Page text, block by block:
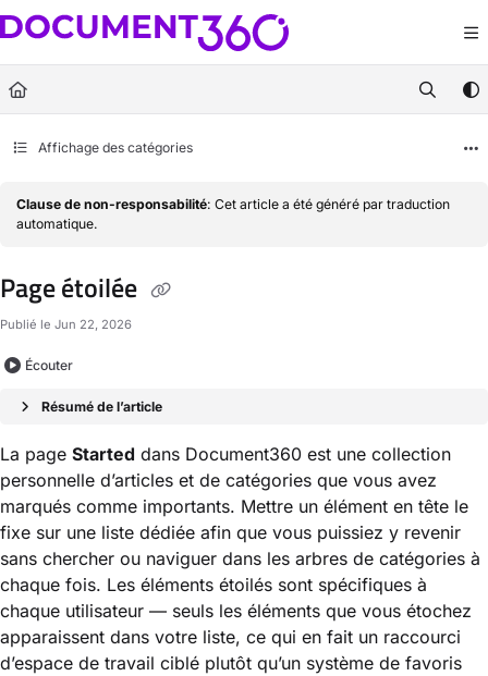
Documentation Index
Fetch the complete documentation index at:https://docs.document360.com/
Use this file to discover all available pages before exploring further.
Affichage des catégories
Clause de non-responsabilité: Cet article a été généré par traduction
automatique.
Page étoilée
Publié le Jun 22, 2026
Écouter
Résumé de l’article
La page Started dans Document360 est une collection
personnelle d’articles et de catégories que vous avez
marqués comme importants. Mettre un élément en tête le
fixe sur une liste dédiée afin que vous puissiez y revenir
sans chercher ou naviguer dans les arbres de catégories à
chaque fois. Les éléments étoilés sont spécifiques à
chaque utilisateur — seuls les éléments que vous étochez
apparaissent dans votre liste, ce qui en fait un raccourci
d’espace de travail ciblé plutôt qu’un système de favoris